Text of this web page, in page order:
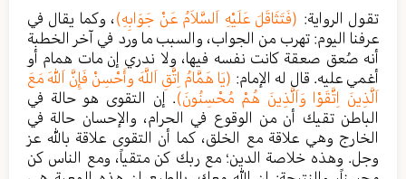
تقول الرواية: (فَتَثَاقَلَ عَلَيْهِ اَلسَّلاَمُ عَنْ جَوَابِهِ)، وكما يقال في
عرفنا اليوم: تهرب من الجواب، والسبب ما ورد في آخر الخطبة
أنه صُعق صعقة كانت نفسه فيها، ولا ندري إن مات همام أو
أغمي عليه. قال له الإمام: (يَا هَمَّامُ اِتَّقِ اَللَّهَ وأَحْسِنْ فَ‍إِنَّ اَللّٰهَ مَعَ
اَلَّذِينَ اِتَّقَوْا وَاَلَّذِينَ هُمْ مُحْسِنُونَ). إن التقوى هو حالة في
الباطن تقيك أن من الوقوع في الحرام، والإحسان حالة في
الخارج وهي علاقة مع الخلق، كما أن التقوى علاقة بالله عز
وجل. وهذه خلاصة الدين؛ مع ربك كن متقياً، ومع الناس كن